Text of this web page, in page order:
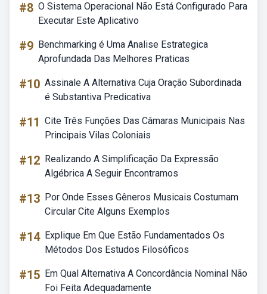
#8 O Sistema Operacional Não Está Configurado Para
Executar Este Aplicativo
#9 Benchmarking é Uma Analise Estrategica
Aprofundada Das Melhores Praticas
#10 Assinale A Alternativa Cuja Oração Subordinada
é Substantiva Predicativa
#11 Cite Três Funções Das Câmaras Municipais Nas
Principais Vilas Coloniais
#12 Realizando A Simplificação Da Expressão
Algébrica A Seguir Encontramos
#13 Por Onde Esses Gêneros Musicais Costumam
Circular Cite Alguns Exemplos
#14 Explique Em Que Estão Fundamentados Os
Métodos Dos Estudos Filosóficos
#15 Em Qual Alternativa A Concordância Nominal Não
Foi Feita Adequadamente